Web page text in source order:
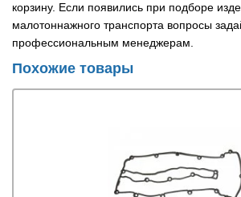
корзину. Если появились при подборе
малотоннажного транспорта вопросы
профессиональным менеджерам.
Похожие товары